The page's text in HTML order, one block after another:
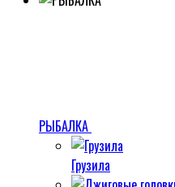
РЫБАЛКА
Грузила